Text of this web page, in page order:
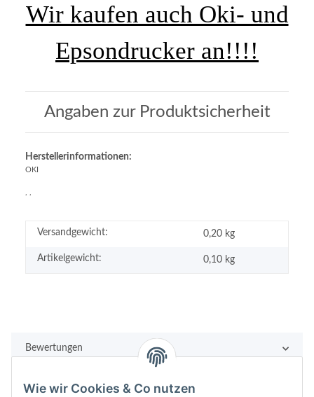
Wir kaufen auch Oki- und
Epsondrucker an!!!!
Angaben zur Produktsicherheit
Herstellerinformationen:
OKI
Versandgewicht: 0,20 kg
Artikelgewicht: 0,10 kg
Bewertungen
Wie wir Cookies & Co nutzen